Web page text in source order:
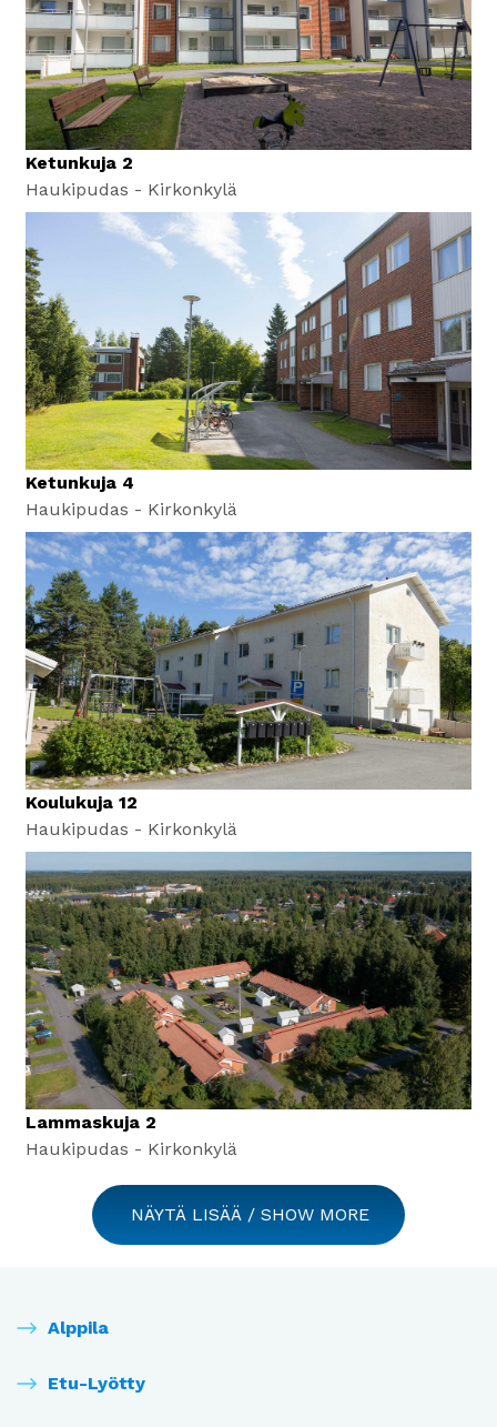
Ketunkuja 2
Haukipudas - Kirkonkylä
Ketunkuja 4
Haukipudas - Kirkonkylä
Koulukuja 12
Haukipudas - Kirkonkylä
Lammaskuja 2
Haukipudas - Kirkonkylä
NÄYTÄ LISÄÄ / SHOW MORE
Alppila
Etu-Lyötty